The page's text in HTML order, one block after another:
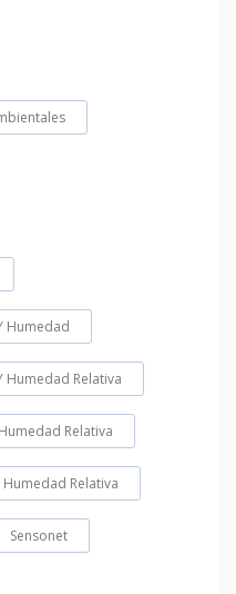
Humedad
Relativa
Relativa
Relativa
Sensonet